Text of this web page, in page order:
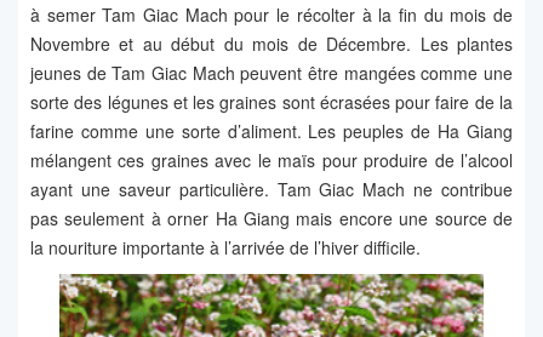
à semer Tam Giac Mach pour le récolter à la fin du mois de
Novembre et au début du mois de Décembre. Les plantes
jeunes de Tam Giac Mach peuvent être mangées comme une
sorte des légunes et les graines sont écrasées pour faire de la
farine comme une sorte d’aliment. Les peuples de Ha Giang
mélangent ces graines avec le maïs pour produire de l’alcool
ayant une saveur particulière. Tam Giac Mach ne contribue
pas seulement à orner Ha Giang mais encore une source de
la nouriture importante à l’arrivée de l’hiver difficile.